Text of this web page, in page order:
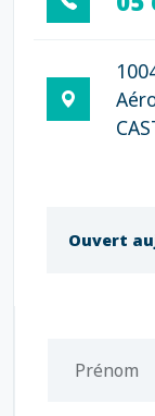
Ouvert
Prénom